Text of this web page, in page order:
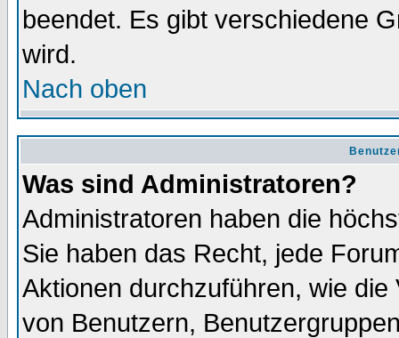
beendet. Es gibt verschiedene
wird.
Nach oben
Was sind Administratoren?
Administratoren haben die
Sie haben das Recht, jede
Aktionen durchzuführen, wie
von Benutzern,